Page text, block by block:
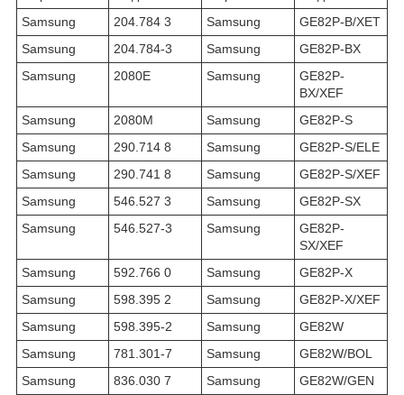
Samsung
204.784 3 Samsung
GE82P-B/XET
Samsung
204.784-3 Samsung
GE82P-BX
Samsung
2080E Samsung
GE82P-
BX/XEF
Samsung
2080M Samsung
GE82P-S
Samsung
290.714 8 Samsung
GE82P-S/ELE
Samsung
290.741 8 Samsung
GE82P-S/XEF
Samsung
546.527 3 Samsung
GE82P-SX
Samsung
546.527-3 Samsung
GE82P-
SX/XEF
Samsung
592.766 0 Samsung
GE82P-X
Samsung
598.395 2 Samsung
GE82P-X/XEF
Samsung
598.395-2 Samsung
GE82W
Samsung
781.301-7 Samsung
GE82W/BOL
Samsung
836.030 7 Samsung
GE82W/GEN